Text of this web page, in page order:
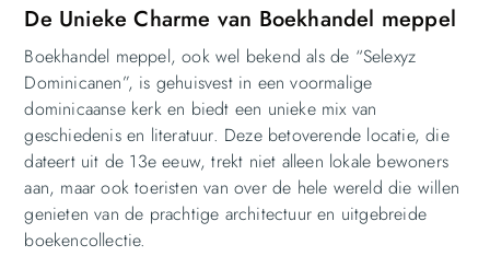
De Unieke Charme van Boekhandel meppel
Boekhandel meppel, ook wel bekend als de “Selexyz
Dominicanen”, is gehuisvest in een voormalige
dominicaanse kerk en biedt een unieke mix van
geschiedenis en literatuur. Deze betoverende locatie, die
dateert uit de 13e eeuw, trekt niet alleen lokale bewoners
aan, maar ook toeristen van over de hele wereld die willen
genieten van de prachtige architectuur en uitgebreide
boekencollectie.